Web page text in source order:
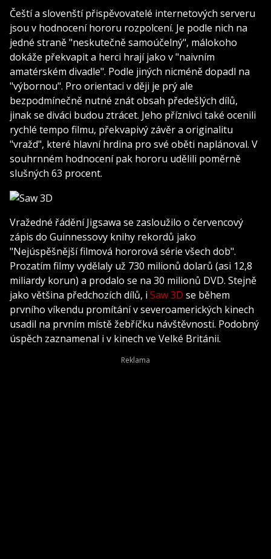
Čeští a slovenští přispěvovatelé internetových serveru
jsou v hodnocení hororu rozpolcení. Je podle nich na
jedné straně "neskutečně samoúčelný", málokoho
dokáže překvapit a herci hrají jako v "naivním
amatérském divadle". Podle jiných nicméně dopadl na
"výbornou". Pro orientaci v ději je prý ale
bezpodmínečně nutné znát obsah předešlých dílů,
jinak se diváci budou ztrácet. Jeho příznivci také ocenili
rychlé tempo filmu, překvapivý závěr a originalitu
"vražd", které hlavní hrdina pro své oběti naplánoval. V
souhrnném hodnocení pak hororu udělili poměrně
slušných 63 procent.
Vražedné řádění Jigsawa se zasloužilo o červencový
zápis do Guinnessovy knihy rekordů jako
"Nejúspěšnější filmová hororová série všech dob".
Prozatím filmy vydělaly už 730 milionů dolarů (asi 12,8
miliardy korun) a prodalo se na 30 milionů DVD. Stejně
jako většina předchozích dílů, i Saw 3D se během
prvního víkendu promítání v severoamerických kinech
usadil na prvním místě žebříčku návštěvnosti. Podobný
úspěch zaznamenal i v kinech ve Velké Británii.